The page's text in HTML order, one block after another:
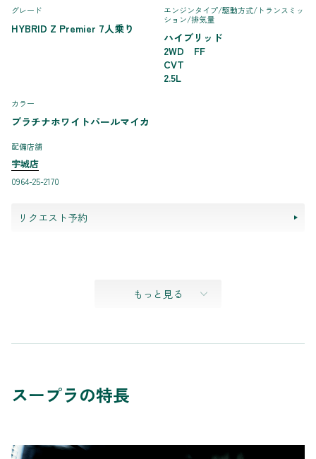
グレード
HYBRID Z Premier 7人乗り
エンジンタイプ/駆動方式/ トランスミッ
ション/排気量
ハイブリッド
2WD FF
CVT
2.5L
カラー
プラチナホワイトパールマイカ
配備店舗
宇城店
0964-25-2170
リクエスト予約
もっと見る
スープラの特長